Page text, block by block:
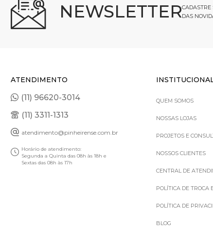
NEWSLETTERCADASTRE
DAS
ATENDIMENTO
(11) 96620-3014
(11) 3311-1313
atendimento@pinheirense.com.br
Horário de atendimento:
Segunda a Quinta das 08h às 18h e
Sextas das 08h às 17h
QUEM SOMOS
NOSSAS LOJAS
PROJETOS E
NOSSOS CLIENTES
CENTRAL DE
POLÍTICA DE TROCA
POLÍTICA DE
BLOG